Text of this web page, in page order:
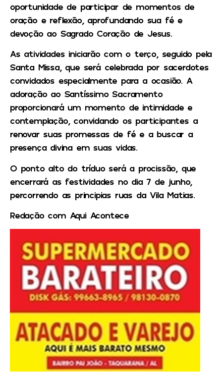
oportunidade de participar de momentos de
oração e reflexão, aprofundando sua fé e
devoção ao Sagrado Coração de Jesus.
As atividades iniciarão com o terço, seguido pela
Santa Missa, que será celebrada por sacerdotes
convidados especialmente para a ocasião. A
adoração ao Santíssimo Sacramento
proporcionará um momento de intimidade e
contemplação, convidando os participantes a
renovar suas promessas de fé e a buscar a
presença divina em suas vidas.
O ponto alto do tríduo será a procissão, que
encerrará as festividades no dia 7 de junho,
percorrendo as principias ruas da Vila Matias.
Redação com Aqui Acontece